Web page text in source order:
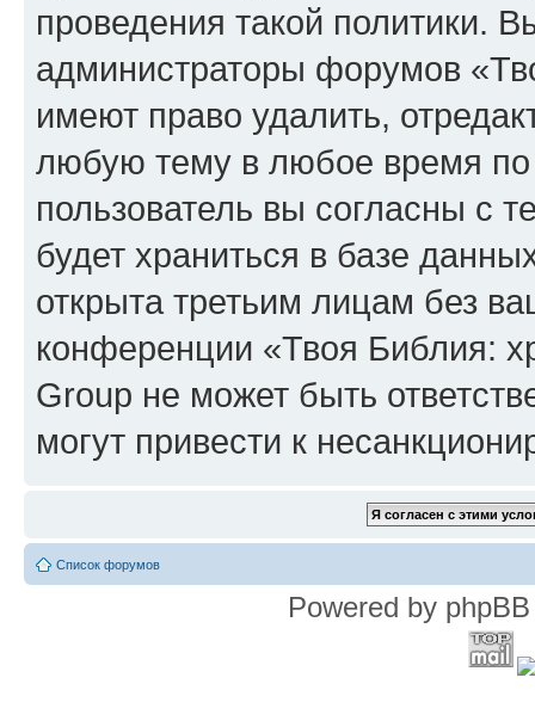
проведения такой политики.
администраторы форумов
имеют право удалить,
любую тему в любое время
пользователь вы согласны с
будет храниться в базе
открыта третьим лицам без
конференции «Твоя Библия:
Group не может быть
могут привести к
Список форумов
Powered by